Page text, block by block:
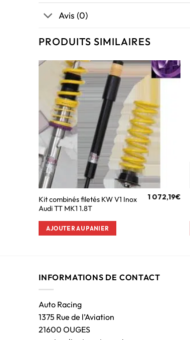
Avis (0)
PRODUITS SIMILAIRES
Kit combinés filetés KW V1 Inox
Audi TT MK1 1.8T
1 072,19€
AJOUTER AU PANIER
INFORMATIONS DE CONTACT
Auto Racing
1375 Rue de l’Aviation
21600 OUGES